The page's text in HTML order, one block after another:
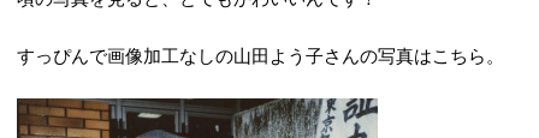
すっぴんで画像加工なしの山田よう子さんの写真はこちら。